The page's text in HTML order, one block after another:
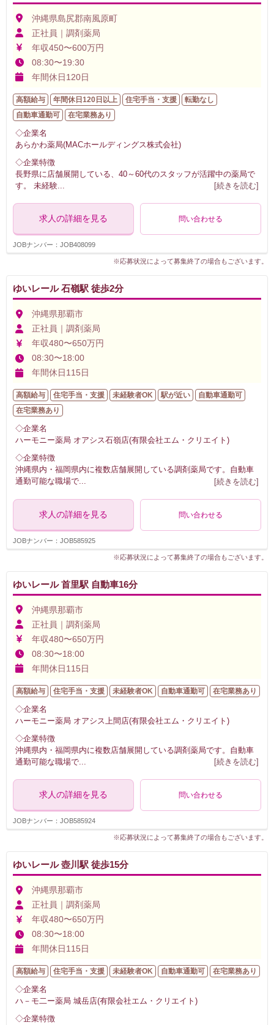
沖縄県島尻郡南風原町
正社員｜調剤薬局
年収450〜600万円
08:30〜19:30
年間休日120日
高額給与 年間休日120日以上 住宅手当・支援
転勤なし
自動車通勤可
在宅業務あり
◇企業名
あらかわ薬局(MACホールディングス株式会社)
◇企業特徴
長野県に店舗展開している、40～60代のスタッフが活躍中の薬局で
す。 未経験
[続きを読む]
求人の詳細を見る 問い合わせる
JOBナンバー：JOB408099
※応募状況によって募集終了の場合もございます。
ゆいレール 石嶺駅 徒歩2分
沖縄県那覇市
正社員｜調剤薬局
年収480〜650万円
08:30〜18:00
年間休日115日
高額給与 住宅手当・支援 未経験者OK 駅が近い
自動車通勤可
在宅業務あり
◇企業名
ハーモニー薬局 オアシス石嶺店(有限会社エム・クリエイト)
◇企業特徴
沖縄県内・福岡県内に複数店舗展開している調剤薬局です。自動車
通勤可能な職場で... [続きを読む]
求人の詳細を見る 問い合わせる
JOBナンバー：JOB585925
※応募状況によって募集終了の場合もございます。
ゆいレール 首里駅 自動車16分
沖縄県那覇市
正社員｜調剤薬局
年収480〜650万円
08:30〜18:00
年間休日115日
高額給与 住宅手当・支援 未経験者OK 自動車通勤可 在宅業務あり
◇企業名
ハーモニー薬局 オアシス上間店(有限会社エム・クリエイト)
◇企業特徴
沖縄県内・福岡県内に複数店舗展開している調剤薬局です。自動車
通勤可能な職場で
[続きを読む]
求人の詳細を見る 問い合わせる
JOBナンバー：JOB585924
※応募状況によって募集終了の場合もございます。
ゆいレール 壺川駅 徒歩15分
沖縄県那覇市
正社員｜調剤薬局
年収480〜650万円
08:30〜18:00
年間休日115日
高額給与 住宅手当・支援 未経験者OK 自動車通勤可 在宅業務あり
◇企業名
ハ－モ二ー薬局 城岳店(有限会社エム・クリエイト)
◇企業特徴